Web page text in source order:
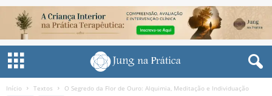
Início Textos O Segredo da Flor de Ouro: Alquimia, Meditação e Individuação